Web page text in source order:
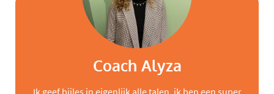
Coach Alyza